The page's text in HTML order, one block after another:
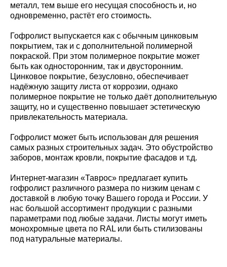
металл, тем выше его несущая способность и, но
одновременно, растёт его стоимость.
Гофролист выпускается как с обычным цинковым
покрытием, так и с дополнительной полимерной
покраской. При этом полимерное покрытие может
быть как односторонним, так и двусторонним.
Цинковое покрытие, безусловно, обеспечивает
надёжную защиту листа от коррозии, однако
полимерное покрытие не только даёт дополнительную
защиту, но и существенно повышает эстетическую
привлекательность материала.
Гофролист может быть использован для решения
самых разных строительных задач. Это обустройство
заборов, монтаж кровли, покрытие фасадов и т.д.
Интернет-магазин «Таврос» предлагает купить
гофролист различного размера по низким ценам с
доставкой в любую точку Вашего города и России. У
нас большой ассортимент продукции с разными
параметрами под любые задачи. Листы могут иметь
монохромные цвета по RAL или быть стилизованы
под натуральные материалы.